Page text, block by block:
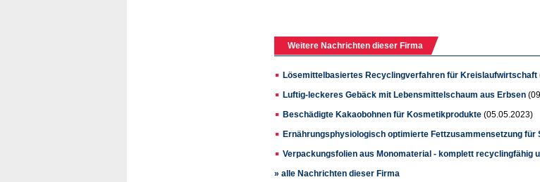
Weitere Nachrichten dieser Firma
Lösemittelbasiertes Recyclingverfahren für Kreislaufwirtschaft
Luftig-leckeres Gebäck mit Lebensmittelschaum aus Erbsen
Beschädigte Kakaobohnen für Kosmetikprodukte (05.05.2023)
Ernährungsphysiologisch optimierte Fettzusammensetzung für
Verpackungsfolien aus Monomaterial - komplett recyclingfähig
» alle Nachrichten dieser Firma